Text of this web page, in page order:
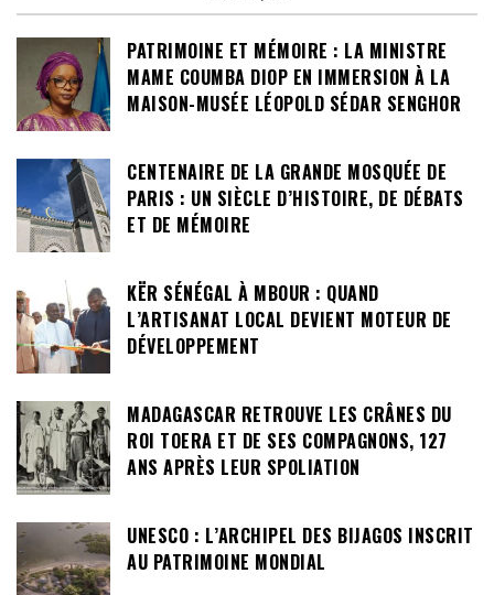
PATRIMOINE ET MÉMOIRE : LA MINISTRE
MAME COUMBA DIOP EN IMMERSION À LA
MAISON-MUSÉE LÉOPOLD SÉDAR SENGHOR
CENTENAIRE DE LA GRANDE MOSQUÉE DE
PARIS : UN SIÈCLE D’HISTOIRE, DE DÉBATS
ET DE MÉMOIRE
KËR SÉNÉGAL À MBOUR : QUAND
L’ARTISANAT LOCAL DEVIENT MOTEUR DE
DÉVELOPPEMENT
MADAGASCAR RETROUVE LES CRÂNES DU
ROI TOERA ET DE SES COMPAGNONS, 127
ANS APRÈS LEUR SPOLIATION
UNESCO : L’ARCHIPEL DES BIJAGOS INSCRIT
AU PATRIMOINE MONDIAL